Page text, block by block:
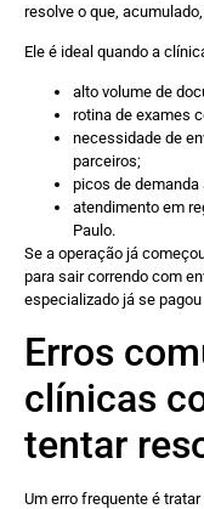
resolve o que,
Ele é ideal quando a
alto volume de
rotina de exames
necessidade de
parceiros;
picos de demanda
atendimento em
Paulo.
Se a operação já
para sair correndo com
especializado já se
Erros
clínicas
tentar
Um erro frequente é